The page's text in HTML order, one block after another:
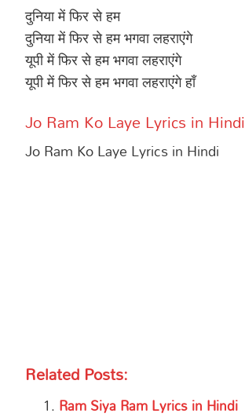
दुनिया में फिर से हम
दुनिया में फिर से हम भगवा लहराएंगे
यूपी में फिर से हम भगवा लहराएंगे
यूपी में फिर से हम भगवा लहराएंगे हाँ
Jo Ram Ko Laye Lyrics in Hindi
Jo Ram Ko Laye Lyrics in Hindi
Related Posts:
Ram Siya Ram Lyrics in Hindi